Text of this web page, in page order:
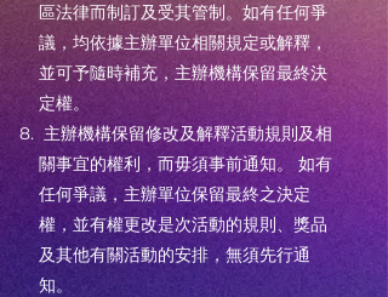
區法律而制訂及受其管制。如有任何爭
議，均依據主辦單位相關規定或解釋，
並可予隨時補充，主辦機構保留最終決
定權。
主辦機構保留修改及解釋活動規則及相
關事宜的權利，而毋須事前通知。 如有
任何爭議，主辦單位保留最終之決定
權，並有權更改是次活動的規則、獎品
及其他有關活動的安排，無須先行通
知。